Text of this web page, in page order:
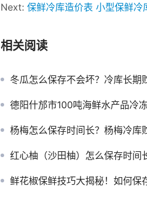
Next: 保鲜冷库造价表 小型保鲜冷
相关阅读
冬瓜怎么保存不会坏？冷库长期
德阳什邡市100吨海鲜水产品冷
杨梅怎么保存时间长？杨梅冷库
红心柚（沙田柚）怎么保存时间长？柚
鲜花椒保鲜技巧大揭秘！如何保